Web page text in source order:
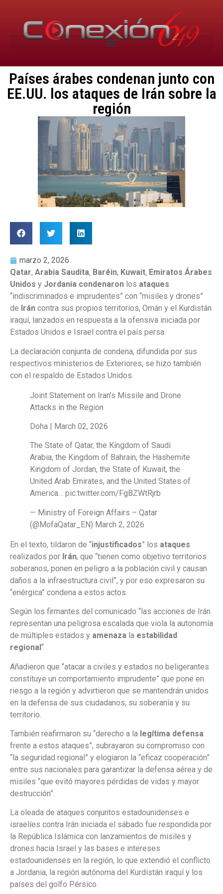
Países árabes condenan junto con
EE.UU. los ataques de Irán sobre la
región
marzo 2, 2026
Qatar, Arabia Saudita, Baréin, Kuwait, Emiratos Árabes
Unidos y Jordania condenaron los ataques
“indiscriminados e imprudentes” con “misiles y drones”
de Irán contra sus propios territorios, Omán y el Kurdistán
iraquí, lanzados en respuesta a la ofensiva iniciada por
Estados Unidos e Israel contra el país persa.
La declaración conjunta de condena, difundida por sus
respectivos ministerios de Exteriores, se hizo también
con el respaldo de Estados Unidos.
Joint Statement on Iran’s Missile and Drone
Attacks in the Region
Doha | March 02, 2026
The State of Qatar, the Kingdom of Saudi
Arabia, the Kingdom of Bahrain, the Hashemite
Kingdom of Jordan, the State of Kuwait, the
United Arab Emirates, and the United States of
America… pic.twitter.com/FgBZWtRjrb
— Ministry of Foreign Affairs – Qatar
(@MofaQatar_EN) March 2, 2026
En el texto, tildaron de “injustificados” los ataques
realizados por Irán, que “tienen como objetivo territorios
soberanos, ponen en peligro a la población civil y causan
daños a la infraestructura civil”, y por eso expresaron su
“enérgica” condena a estos actos.
Según los firmantes del comunicado “las acciones de Irán
representan una peligrosa escalada que viola la autonomía
de múltiples estados y amenaza la estabilidad
regional“.
Añadieron que “atacar a civiles y estados no beligerantes
constituye un comportamiento imprudente” que pone en
riesgo a la región y advirtieron que se mantendrán unidos
en la defensa de sus ciudadanos, su soberanía y su
territorio.
También reafirmaron su “derecho a la legítima defensa
frente a estos ataques”, subrayaron su compromiso con
“la seguridad regional” y elogiaron la “eficaz cooperación”
entre sus nacionales para garantizar la defensa aérea y de
misiles “que evitó mayores pérdidas de vidas y mayor
destrucción”.
La oleada de ataques conjuntos estadounidenses e
israelíes contra Irán iniciada el sábado fue respondida por
la República Islámica con lanzamientos de misiles y
drones hacia Israel y las bases e intereses
estadounidenses en la región, lo que extendió el conflicto
a Jordania, la región autónoma del Kurdistán iraquí y los
países del golfo Pérsico.